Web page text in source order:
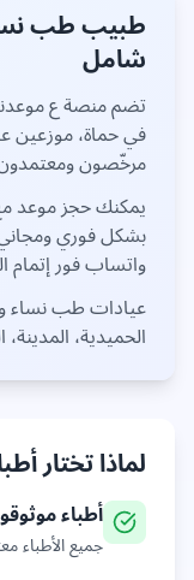
طبيبطب
شامل
تضم منصة ع
فيحماة، موزعين
مرخّصون ومعتمدون
يمكنك حجز موعد
بشكل فوري
واتساب فور إتمام
عياداتطب نساء
الحميدية، المدينة،
لماذا تختار
أطباء
جميع الأطباء